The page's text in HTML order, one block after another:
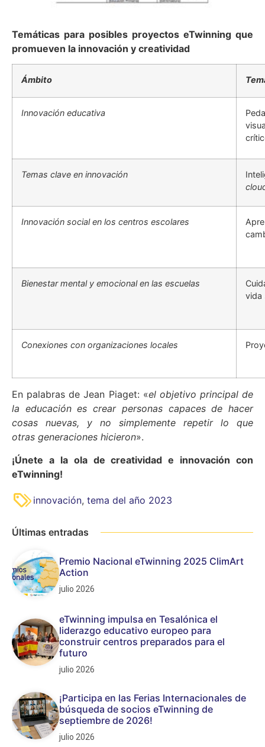
Temáticas para posibles proyectos eTwinning que
promueven la innovación y creatividad
Ámbito
Innovación educativa
Temas clave en innovación
Innovación social en los centros escolares
Bienestar mental y emocional en las escuelas
vida
Conexiones con organizaciones locales
En palabras de Jean Piaget: «el objetivo principal de
la educación es crear personas capaces de hacer
cosas nuevas, y no simplemente repetir lo que
otras generaciones hicieron».
¡Únete a la ola de creatividad e innovación con
eTwinning!
innovación, tema del año 2023
Últimas entradas
Premio Nacional eTwinning 2025 ClimArt
Action
julio 2026
eTwinning impulsa en Tesalónica el
liderazgo educativo europeo para
construir centros preparados para el
futuro
julio 2026
¡Participa en las Ferias Internacionales de
búsqueda de socios eTwinning de
septiembre de 2026!
julio 2026